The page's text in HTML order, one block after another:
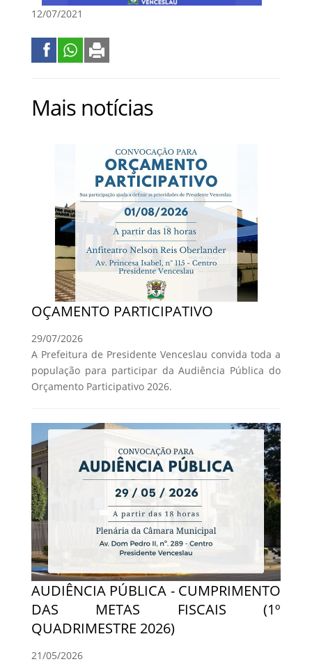
12/07/2021
Mais notícias
OÇAMENTO PARTICIPATIVO
29/07/2026
A Prefeitura de Presidente Venceslau convida toda a
população para participar da Audiência Pública do
Orçamento Participativo 2026.
AUDIÊNCIA PÚBLICA - CUMPRIMENTO
DAS METAS FISCAIS (1º
QUADRIMESTRE 2026)
21/05/2026